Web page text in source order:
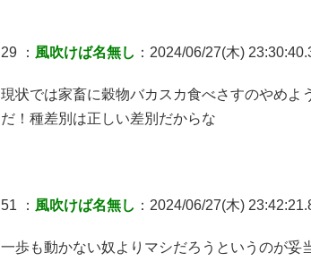
29 ： 風吹けば名無し ：2024/06/27(木)
現状では家畜に穀物バカスカ食べさすのやめ
だ！種差別は正しい差別だからな
51 ： 風吹けば名無し ：2024/06/27(木)
一歩も動かない奴よりマシだろうというのが妥